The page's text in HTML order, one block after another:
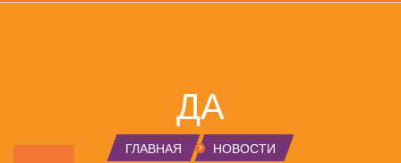
ДА
ГЛАВНАЯ НОВОСТИ